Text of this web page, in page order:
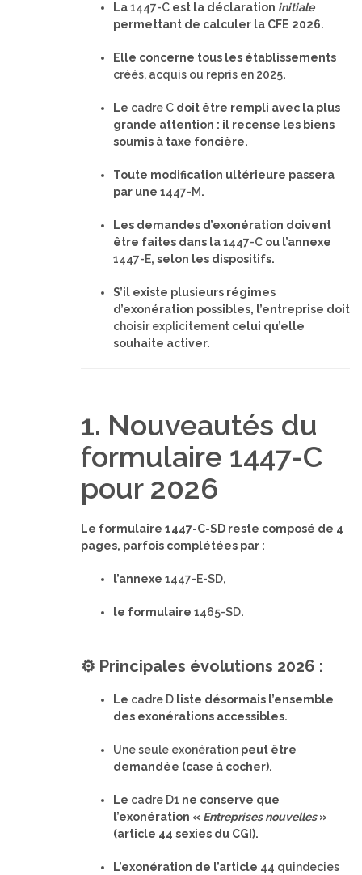
La1447-C est la déclaration initiale
permettant de calculer la CFE 2026.
Elle concerne tous les établissements
créés, acquis ou repris en 2025.
Le cadre C doit être rempli avec la plus
grande attention : il recense les biens
soumis à taxe foncière.
Toute modification ultérieure passera
par une 1447-M.
Les demandes d’exonération doivent
être faites dans la1447-C ou l’annexe
1447-E, selon les dispositifs.
S’il existe plusieurs régimes
d’exonération possibles, l’entreprise doit
choisir explicitement celui qu’elle
souhaite activer.
1. Nouveautés du
formulaire 1447-C
pour 2026
Le formulaire 1447-C-SD reste composé de 4
pages, parfois complétées par :
l’annexe 1447-E-SD,
le formulaire 1465-SD.
⚙️ Principales évolutions 2026 :
Le cadre D liste désormais l’ensemble
des exonérations accessibles.
Une seule exonération peut être
demandée (case à cocher).
Le cadre D1 ne conserve que
l’exonération « Entreprises nouvelles»
(article 44 sexies du CGI).
L’exonération de l’article 44 quindecies